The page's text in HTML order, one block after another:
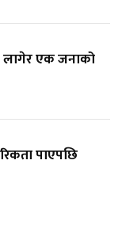
लागेर एक जनाको
पाएपछि